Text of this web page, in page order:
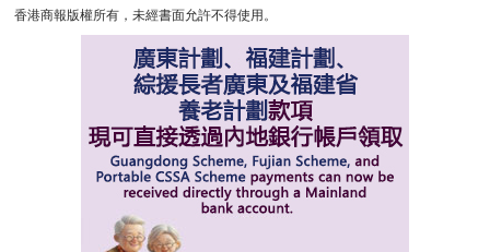
香港商報版權所有，未經書面允許不得使用。